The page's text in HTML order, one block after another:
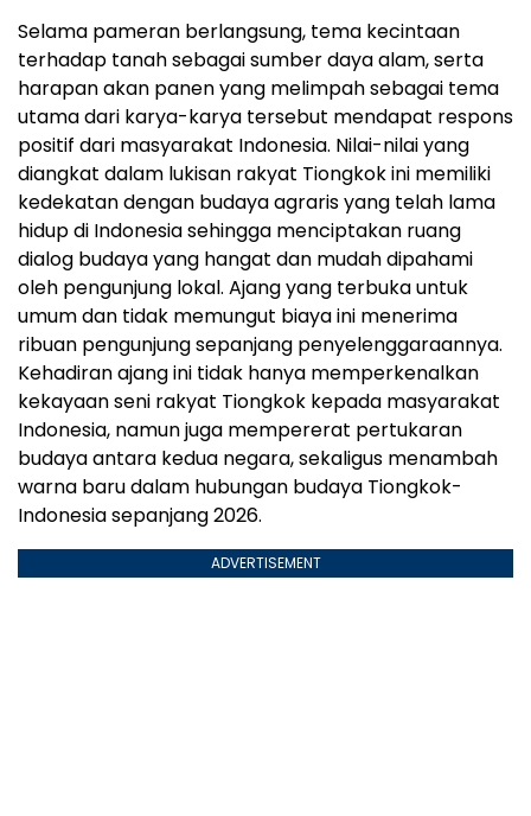
Selama pameran berlangsung, tema kecintaan
terhadap tanah sebagai sumber daya alam, serta
harapan akan panen yang melimpah sebagai tema
utama dari karya-karya tersebut mendapat respons
positif dari masyarakat Indonesia. Nilai-nilai yang
diangkat dalam lukisan rakyat Tiongkok ini memiliki
kedekatan dengan budaya agraris yang telah lama
hidup di Indonesia sehingga menciptakan ruang
dialog budaya yang hangat dan mudah dipahami
oleh pengunjung lokal. Ajang yang terbuka untuk
umum dan tidak memungut biaya ini menerima
ribuan pengunjung sepanjang penyelenggaraannya.
Kehadiran ajang ini tidak hanya memperkenalkan
kekayaan seni rakyat Tiongkok kepada masyarakat
Indonesia, namun juga mempererat pertukaran
budaya antara kedua negara, sekaligus menambah
warna baru dalam hubungan budaya Tiongkok-
Indonesia sepanjang 2026.
ADVERTISEMENT